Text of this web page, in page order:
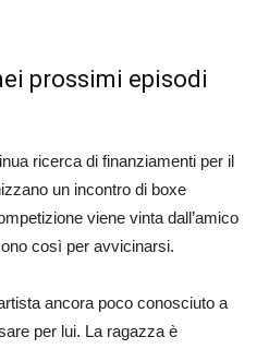
prossimi episodi
ricerca di finanziamenti per il
un incontro di boxe
viene vinta dall’amico
così per avvicinarsi.
ancora poco conosciuto a
per lui. La ragazza è